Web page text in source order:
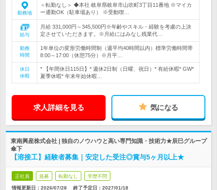
勤務地
＜転勤なし＞ ◆本社 岐阜県岐阜市山吹町3丁目11番地 ※マイカ
ー通勤OK（駐車場あり） ※受動喫…
給与
月給 331,000円～345,500円※年齢やスキル・経験を考慮の上決
定させていただきます。※月給にはみなし残業代…
勤務
時間
1年単位の変形労働時間制（週平均40時間以内）標準労働時間帯
8:00～17:00（休憩75分）※月平…
休日
休暇
* 【年間休日115日】* 週休2日制（日曜、祝日）* 有給休暇* GW*
夏季休暇* 年末年始休暇…
求人詳細を見る 気になる
東南興産株式会社 | 独自のノウハウと高い専門知識・技術力★辰巳グループ
傘下
【溶接工】経験者募集｜安定した受注◎賞与5ヶ月以上★
正社員 急募 転勤なし 学歴不問
情報更新日：2026/07/28 終了予定日： 2027/01/18